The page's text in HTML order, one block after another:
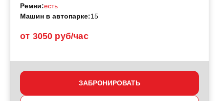
от 3050 руб/час
Ремни:есть
Машин в автопарке:15
ЗАБРОНИРОВАТЬ